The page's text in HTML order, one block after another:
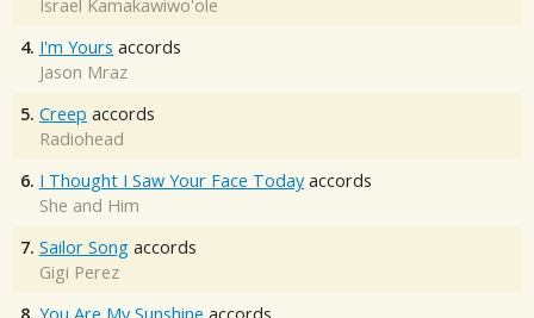
Israel Kamakawiwo'ole
4. I'm Yours accords
Jason Mraz
5. Creep accords
Radiohead
6. I Thought I Saw Your Face Today accords
She and Him
7. Sailor Song accords
Gigi Perez